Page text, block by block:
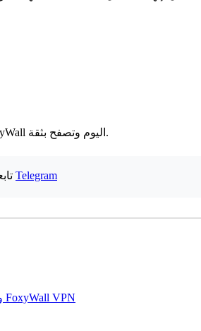
لا تنتظر حدوث خرق للبيانات لاتخاذ إجراء. احصل على FoxyWall اليوم وتصفح بثقة.
Telegram
بصمة TLS: كيف تكشف هويتك حتى مع استخدام VPN وكيف يحميك FoxyWall VPN